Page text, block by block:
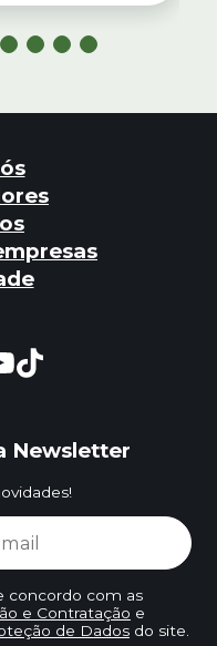
Newsletter
concordo com as
e Contratação e
de Dadosdo site.